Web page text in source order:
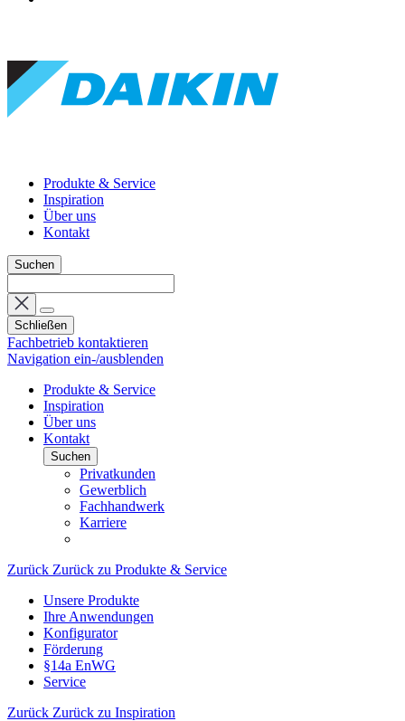
Produkte & Service
Inspiration
Über uns
Kontakt
Suchen
Schließen
Fachbetrieb kontaktieren
Navigation ein-/ausblenden
Produkte & Service
Inspiration
Über uns
Kontakt
Suchen
Privatkunden
Gewerblich
Fachhandwerk
Karriere
Zurück Zurück zu Produkte & Service
Unsere Produkte
Ihre Anwendungen
Konfigurator
Förderung
§14a EnWG
Service
Zurück Zurück zu Inspiration